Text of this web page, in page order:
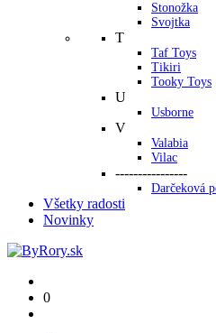
Stonožka
Svojtka
T
Taf Toys
Tikiri
Tooky Toys
U
Usborne
V
Valabia
Vilac
----------------
Darčeková
Všetky radosti
Novinky
0